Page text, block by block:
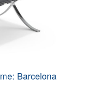
Barcelona